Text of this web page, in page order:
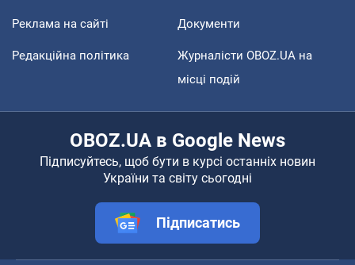
Реклама на сайті Документи
Редакційна політика
Журналісти OBOZ.UA на
місці подій
OBOZ.UA в Google News
Підписуйтесь, щоб бути в курсі останніх новин
України та світу сьогодні
Підписатись